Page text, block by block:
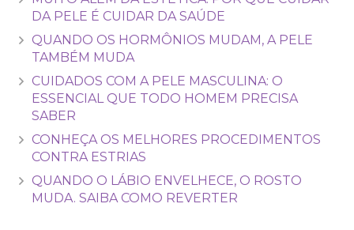
DA PELE É CUIDAR DA SAÚDE
QUANDO OS HORMÔNIOS MUDAM, A PELE
TAMBÉM MUDA
CUIDADOS COM A PELE MASCULINA: O
ESSENCIAL QUE TODO HOMEM PRECISA
SABER
CONHEÇA OS MELHORES PROCEDIMENTOS
CONTRA ESTRIAS
QUANDO O LÁBIO ENVELHECE, O ROSTO
MUDA. SAIBA COMO REVERTER